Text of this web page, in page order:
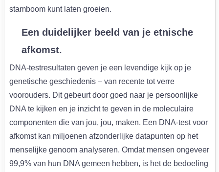
stamboom kunt laten groeien.
Een duidelijker beeld van je etnische
afkomst.
DNA-testresultaten geven je een levendige kijk op je
genetische geschiedenis – van recente tot verre
voorouders. Dit gebeurt door goed naar je persoonlijke
DNA te kijken en je inzicht te geven in de moleculaire
componenten die van jou, jou, maken. Een DNA-test voor
afkomst kan miljoenen afzonderlijke datapunten op het
menselijke genoom analyseren. Omdat mensen ongeveer
99,9% van hun DNA gemeen hebben, is het de bedoeling